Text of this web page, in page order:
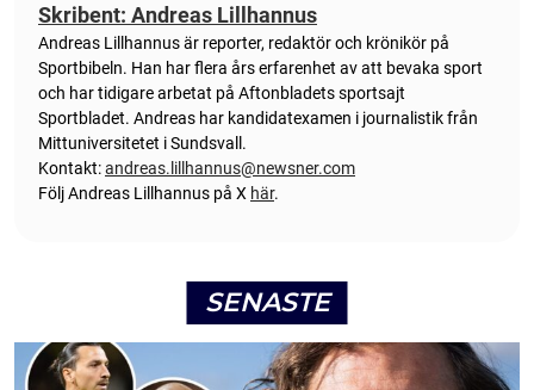
Skribent: Andreas Lillhannus
Andreas Lillhannus är reporter, redaktör och krönikör på
Sportbibeln. Han har flera års erfarenhet av att bevaka sport
och har tidigare arbetat på Aftonbladets sportsajt
Sportbladet. Andreas har kandidatexamen i journalistik från
Mittuniversitetet i Sundsvall.
Kontakt:andreas.lillhannus@newsner.com
Följ Andreas Lillhannus på X här.
SENASTE